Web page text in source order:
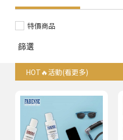
特價商品
篩選
HOT🔥活動(看更多)
法比娜組合